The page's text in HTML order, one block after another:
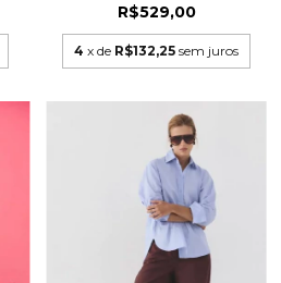
R$529,00
4 x de R$132,25 sem juros